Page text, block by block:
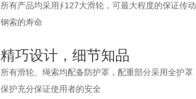
所有产品均采用∮127大滑轮，可最大程度的保证传动
钢索的寿命
精巧设计，细节知品
所有滑轮、绳索均配备防护罩，配重部分采用全护罩
保护充分保证使用者的安全